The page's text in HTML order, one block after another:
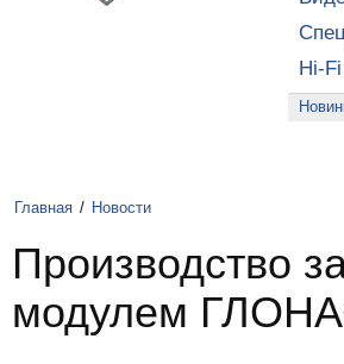
Hi-
Главная / Новости
Производство
модулем